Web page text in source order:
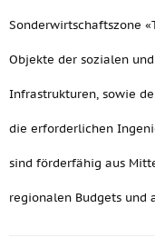
Sonderwirtschaftszone
Objekte der sozialen
Infrastrukturen, sowie
die erforderlichen
sind förderfähig aus
regionalen Budgets und